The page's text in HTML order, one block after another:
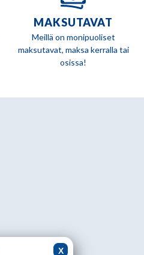
MAKSUTAVAT
Meillä on monipuoliset
maksutavat, maksa kerralla tai
osissa!